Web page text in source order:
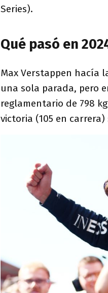
Series).
Qué pasó en
Max Verstappen hacía
una sola parada, pero
reglamentario de 798
victoria (105 en